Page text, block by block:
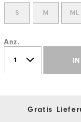
S M ML
Anz.
IN
Gratis